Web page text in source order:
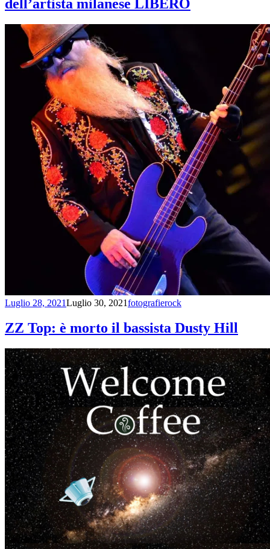
dell’artista milanese LIBERO
Luglio 28, 2021Luglio 30, 2021fotografierock
ZZ Top: è morto il bassista Dusty Hill